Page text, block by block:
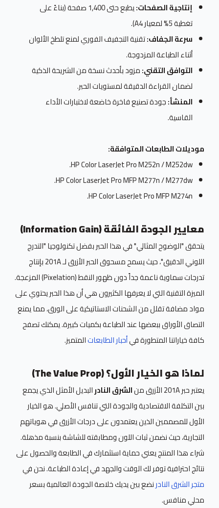
إنتاجية الصفحات:
يطبع حتى 1,400 صفحة (بناءً على
تغطية 5% لمعيار A4).
سرعة الجفاف:تقنية التجفيف الفوري لمنع تلطخ الألوان
أثناء الطباعة المزدوجة.
التوافق التقني:مزود بأحدث نسخة من الشريحة الذكية
لضمان القراءة الدقيقة لمستويات الحبر.
المنشأ:جودة تصنيع فاخرة خاضعة لاختبارات الأداء
القاسية.
موديلات الطابعات المتوافقة:
HP Color LaserJet Pro M252n / M252dw.
HP Color LaserJet Pro MFP M277n / M277dw.
HP Color LaserJet Pro MFP M274n.
معايير الجودة الفائقة (Information Gain)
يتحقق "الوضوح المثالي" في هذا الحبر بفضل تكنولوجيا "التدرج
اللوني الدقيق"، حيث يسمح مسحوق الحبر الأزرق لـ 201A بإنتاج
تدرجات سماوية ناعمة جداً دون ظهور النقط (Pixelation) المزعجة.
الميزة التقنية التي لا يعرفها الكثيرون هي أن هذا الحبر يحتوي على
مواد مضافة تقلل من الشحنات الاستاتيكية على الورق، مما يمنع
التصاق الأوراق ببعضها عند الطباعة بكميات كبيرة. يمكنك تصفح
كافة خياراتنا المتطورة فيأحبار الطابعاتالمتميز.
لماذا هو الخيار الأول؟ (The Value Prop)
يعتبر حبر 201A الأزرق من الشرق النادرالبديل الأمثل الذي يجمع
بين التكلفة الاقتصادية والجودة التي تنافس الأصلي. هو الخيار
الأول للمصممين الذين يعتمدون على درجات الأزرق في هوياتهم
التجارية، حيث نضمن ثبات اللون ومطابقته للشاشة بنسبة مذهلة.
شراء هذا المنتج يعني حماية استثمارك في الطابعة والحصول على
نتائج احترافية توفر لك الوقت والجهد في إعادة الطباعة. نحن في
متجر الشرق النادرنضع بين يديك خلاصة الجودة العالمية بسعر
محلي منافس.